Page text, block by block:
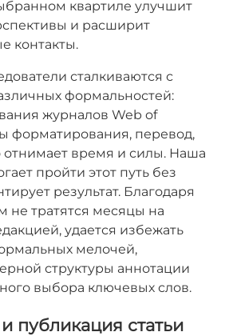
квартиле улучшит
и расширит
контакты.
сталкиваются с
формальностей:
журналов Web of
форматирования, перевод,
отнимает время и силы. Наша
пройти этот путь без
результат. Благодаря
не тратятся месяцы на
удается избежать
мелочей,
структуры аннотации
выбора ключевых слов.
публикация статьи